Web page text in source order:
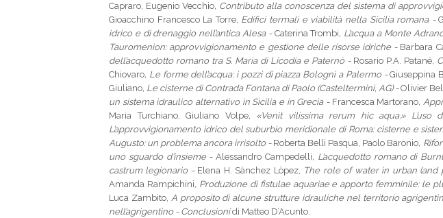
Capraro, Eugenio Vecchio, Contributo alla conoscenza del sistema di
Gioacchino Francesco La Torre, Edifici termali e viabilità nella Sicilia romana -
idrico e di drenaggio nell’antica Alesa - Caterina Trombi, L’acqua a Monte
Tauromenion: approvvigionamento e gestione delle risorse idriche - Barbara
dell’acquedotto romano tra S. Maria di Licodia e Paternò - Rosario P.A. Patané,
Chiovaro, Le forme dell’acqua: i pozzi di piazza Bologni a Palermo -Giuseppina
Giuliano, Le cisterne di Contrada Fontana di Paolo (Casteltermini, AG) -Olivier
un sistema idraulico alternativo in Sicilia e in Grecia - Francesca Martorano,
Maria Turchiano, Giuliano Volpe, «Venit vilissima rerum hic aqua.» L’uso
L’approvvigionamento idrico del suburbio meridionale di Roma: cisterne e
Augusto: un problema ancora irrisolto - Roberta Belli Pasqua, Paolo Baronio,
uno sguardo d’insieme -Alessandro Campedelli, L’acquedotto romano di
castrumlegionario - Elena H. Sànchez Lòpez, The role of water in urban (and
Amanda Rampichini, Produzione di fistulae aquariaee apporto femminile: le
Luca Zambito, A proposito di alcune strutture idrauliche nel territorio
nell’agrigentino - Conclusionidi Matteo D’Acunto.